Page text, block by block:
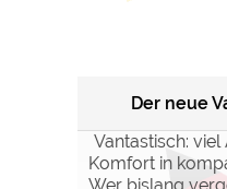
Der neue
Vantastisch:
Komfort in